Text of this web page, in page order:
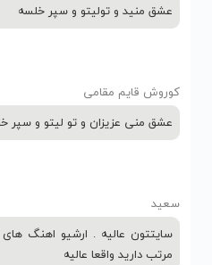
عشق منید و تولیتو و سپر خلسه
کوروش قایم مقامی
عشق منی عزیزان و تو لیتو و سپر
سعید
سایتتون عالیه . ارشیو اهنگ
مرتب دارید واقعا عالیه